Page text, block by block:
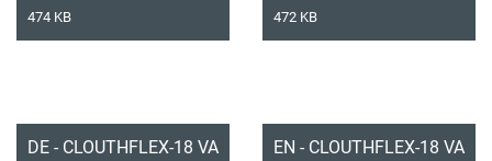
474 KB 472 KB
DE - CLOUTHFLEX-18 VA
EN - CLOUTHFLEX-18 VA